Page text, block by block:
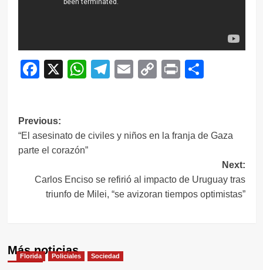
Facebook
X WhatsApp
Telegram
EmailCopy
Print
Navegación
de
entradas
Previous:
“El asesinato de civiles y niños en la franja de Gaza
parte el corazón”
Next:
Carlos Enciso se refirió al impacto de Uruguay tras
triunfo de Milei, “se avizoran tiempos optimistas”
Más noticias
Florida Policiales Sociedad